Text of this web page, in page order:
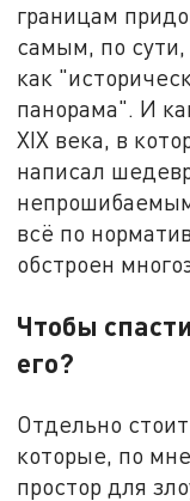
границам
самым, по
как
панорама". И
XIX века, в
написал
всё по
обстроен
Чтобы
его?
Отдельно
которые, по
простор для